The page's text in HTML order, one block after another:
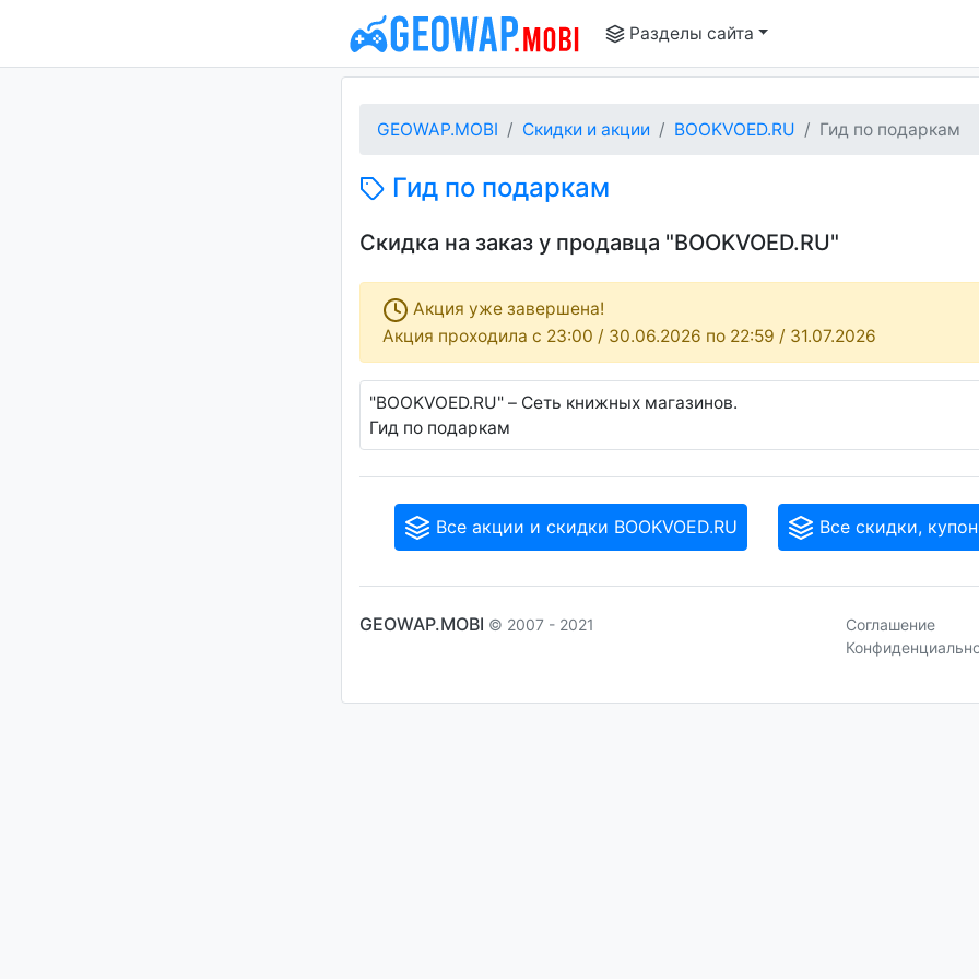
Разделы сайта
GEOWAP.MOBI Скидки и акции BOOKVOED.RU Гид по подаркам
Гид по подаркам
Скидка на заказ у продавца "BOOKVOED.RU"
Акция уже завершена!
Акция проходила c 23:00 / 30.06.2026 по 22:59 / 31.07.2026
"BOOKVOED.RU" – Сеть книжных магазинов.
Гид по подаркам
Все акции и скидки BOOKVOED.RU Все скидки,
GEOWAP.MOBI © 2007 - 2021
Соглашение